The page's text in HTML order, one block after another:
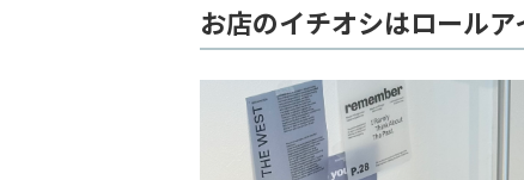
お店のイチオシはロールア